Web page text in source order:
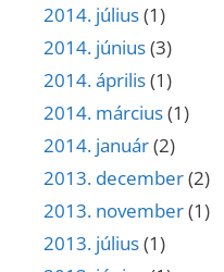
2014. július(1)
2014. június(3)
2014. április(1)
2014. március(1)
2014. január(2)
2013. december(2)
2013. november(1)
2013. július(1)